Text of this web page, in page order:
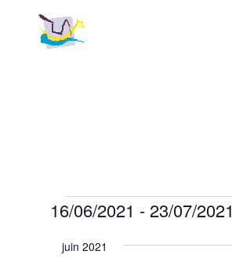
Évènements
16/06/2021 - 23/07/2021
unejuin 2021